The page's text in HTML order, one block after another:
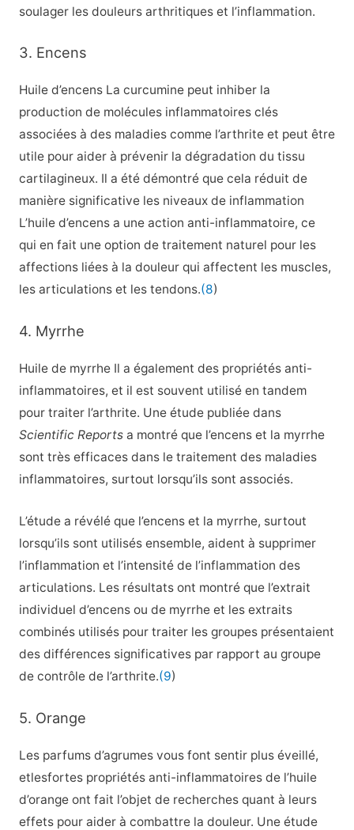
soulager les douleurs arthritiques et l’inflammation.
3. Encens
Huile d’encens La curcumine peut inhiber la
production de molécules inflammatoires clés
associées à des maladies comme l’arthrite et peut être
utile pour aider à prévenir la dégradation du tissu
cartilagineux. Il a été démontré que cela réduit de
manière significative les niveaux de inflammation
L’huile d’encens a une action anti-inflammatoire, ce
qui en fait une option de traitement naturel pour les
affections liées à la douleur qui affectent les muscles,
les articulations et les tendons.(8)
4. Myrrhe
Huile de myrrhe Il a également des propriétés anti-
inflammatoires, et il est souvent utilisé en tandem
pour traiter l’arthrite. Une étude publiée dans
Scientific Reports a montré que l’encens et la myrrhe
sont très efficaces dans le traitement des maladies
inflammatoires, surtout lorsqu’ils sont associés.
L’étude a révélé que l’encens et la myrrhe, surtout
lorsqu’ils sont utilisés ensemble, aident à supprimer
l’inflammation et l’intensité de l’inflammation des
articulations. Les résultats ont montré que l’extrait
individuel d’encens ou de myrrhe et les extraits
combinés utilisés pour traiter les groupes présentaient
des différences significatives par rapport au groupe
de contrôle de l’arthrite.(9)
5. Orange
Les parfums d’agrumes vous font sentir plus éveillé,
etlesfortes propriétés anti-inflammatoires de l’huile
d’orange ont fait l’objet de recherches quant à leurs
effets pour aider à combattre la douleur. Une étude